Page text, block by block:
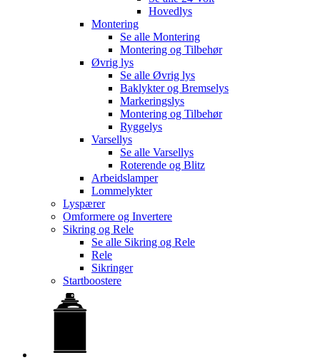
Hovedlys
Montering
Se alle Montering
Montering og Tilbehør
Øvrig lys
Se alle Øvrig lys
Baklykter og Bremselys
Markeringslys
Montering og Tilbehør
Ryggelys
Varsellys
Se alle Varsellys
Roterende og Blitz
Arbeidslamper
Lommelykter
Lyspærer
Omformere og Invertere
Sikring og Rele
Se alle Sikring og Rele
Rele
Sikringer
Startboostere